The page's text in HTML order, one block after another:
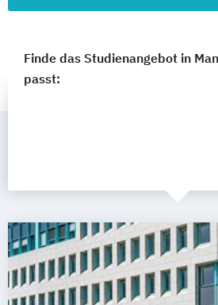
Finde das Studienangebot in
passt: